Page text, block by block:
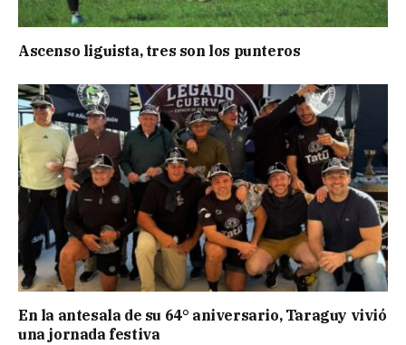
Ascenso liguista, tres son los punteros
En la antesala de su 64° aniversario, Taraguy vivió
una jornada festiva